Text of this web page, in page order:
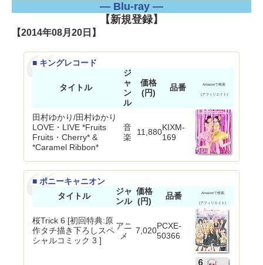
― Blu-ray ―
【新規登録】
【2014年08月20日】
■ キングレコード
タイトル
ジ
ャ
ン
ル
価格
(円)
品番 Amazonで検索
(アフィリエイト)
田村ゆかり/田村ゆかり
LOVE・LIVE *Fruits
Fruits・Cherry* &
*Caramel Ribbon*
音
楽
11,880KIXM-
169
■ ポニーキャニオン
タイトル
ジャ
ンル
価格
(円)
品番 Amazonで検索
(アフィリエイト)
桜Trick 6 [初回特典:原
作タチ描き下ろしスペ
シャルコミック 3 ]
アニ
メ
7,020PCXE-
50366